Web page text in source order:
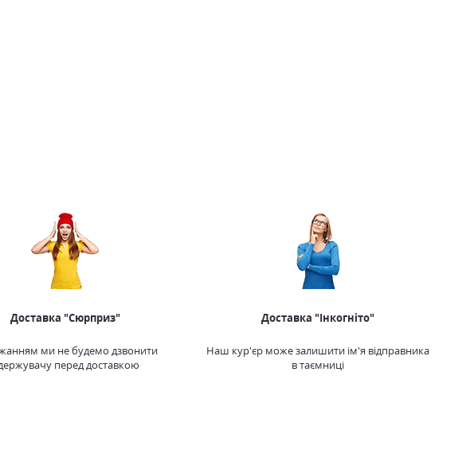
Доставка "Сюрприз"
ми не будемо дзвонити
перед доставкою
Доставка "Інкогніто"
Наш кур'єр може залишити ім'я відправника
в таємниці